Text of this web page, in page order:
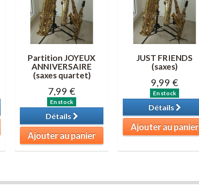
Partition JOYEUX
ANNIVERSAIRE
(saxes quartet)
7,99 €
En stock
Détails
Ajouter au panier
JUST FRIENDS
(saxes)
9,99 €
En stock
Détails
Ajouter au panier